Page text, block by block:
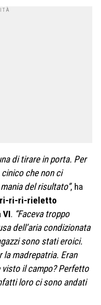
di tirare in porta. Per
che non ci
del risultato”, ha
ri-ri-rieletto
VI. “Faceva troppo
dell’aria condizionata
sono stati eroici.
la madrepatria. Eran
visto il campo? Perfetto
loro ci sono andati